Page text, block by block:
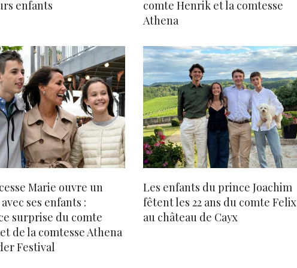
enfants
comte Henrik et la comtesse
Athena
Marie ouvre un
ses enfants :
surprise du comte
de la comtesse Athena
Festival
Les enfants du prince Joachim
fêtent les 22 ans du comte Felix
au château de Cayx